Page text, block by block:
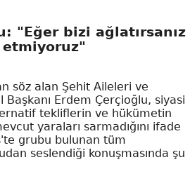
"Eğer bizi ağlatırsanız
etmiyoruz"
söz alan Şehit Aileleri ve
Başkanı Erdem Çerçioğlu, siyasi
tekliflerin ve hükümetin
yaraları sarmadığını ifade
grubu bulunan tüm
seslendiği konuşmasında şu